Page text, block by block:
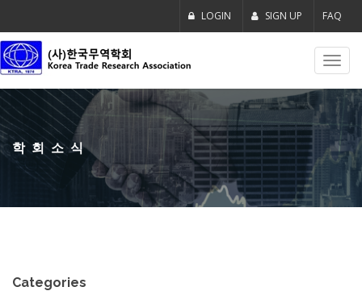
LOGIN SIGN UP FAQ
학회소식
Categories